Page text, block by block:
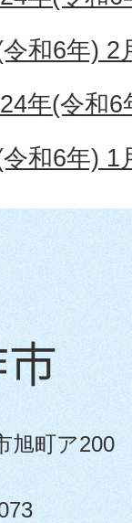
和6年) 2
年(令和6
和6年) 1
旭町ア200